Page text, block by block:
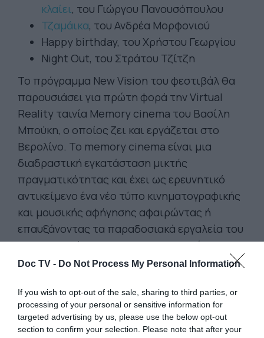
Doc TV - Do Not Process My Personal Information
If you wish to opt-out of the sale, sharing to third parties, or
processing of your personal or sensitive information for
targeted advertising by us, please use the below opt-out
section to confirm your selection. Please note that after your
κλαίει, του Γιώργου Πανουσόπουλου
Τζαμάικα, του Ανδρέα Μορφονιού
Ηappy birthday, του Χρήστου Γεωργίου
Night Out, του Στράτου Τζίτζη
Το πρόγραμμα New Vision του φεστιβάλ θα
παρουσιάσει για πρώτη φορά την Virtual
Reality ταινία Memory cinema του Βασίλη
Μπούκη, ο οποίος ζει και εργάζεται στο
Βερολίνο. Το memory cinema είναι μια
διαδραστική εγκατάσταση μικτής
πραγματικότητας και έχει ως ερευνητικό
αντικείμενο ένα νέο τύπο κινηματογραφικής
και μουσικής αφήγησης αφαιρώντας ή
επαυξάνοντας τα παραδοσιακά εργαλεία του
κινηματογράφου για να τα ενσωματώσει με
το περιβάλλον της χωρικής διαδραστικής
πρωτότυπου πλαισίου καλλιτεχνικής
δημιουργίας που διατηρεί μια διαφάνεια ως
προς τη μεθοδολογία, ώστε ο χρήστης να